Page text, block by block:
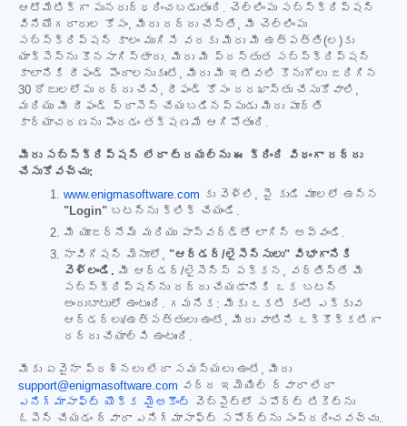
ఆటోమేటిక్‌గా పునరుద్ధరించబడుతుంది. చెల్లింపు సబ్‌స్క్రిప్షన్
వినియోగదారుల కోసం, మీరు రద్దు చేస్తే, మీ చెల్లింపు
సబ్‌స్క్రిప్షన్ కాలం ముగిసే వరకు మీరు మీ ఉత్పత్తి(ల)కు
యాక్సెస్‌ను కొనసాగిస్తారు. మీరు మీ ప్రస్తుత సబ్‌స్క్రిప్షన్
కాలానికి రీఫండ్ పొందాలనుకుంటే, మీరు మీ ఇటీవలి కొనుగోలు జరిగిన
30 రోజులలోపు రద్దు చేసి, రీఫండ్ కోసం దరఖాస్తు చేసుకోవాలి,
మరియు మీ రీఫండ్ ప్రాసెస్ చేయబడినప్పుడు మీరు పూర్తి
కార్యాచరణను పొందడం తక్షణమే ఆగిపోతుంది.
మీరు సబ్‌స్క్రిప్షన్ లేదా ట్రయల్‌ను ఈ క్రింది విధంగా రద్దు
చేసుకోవచ్చు:
www.enigmasoftware.com కు వెళ్లి, పై కుడి మూలలో ఉన్న
"Login" బటన్‌ను క్లిక్ చేయండి.
మీ యూజర్‌నేమ్ మరియు పాస్‌వర్డ్‌తో లాగిన్ అవ్వండి.
నావిగేషన్ మెనూలో, "ఆర్డర్/లైసెన్సులు" విభాగానికి
వెళ్లండి. మీ ఆర్డర్/లైసెన్స్ పక్కన, వర్తిస్తే మీ
సబ్‌స్క్రిప్షన్‌ను రద్దు చేయడానికి ఒక బటన్
అందుబాటులో ఉంటుంది. గమనిక: మీకు ఒకటి కంటే ఎక్కువ
ఆర్డర్‌లు/ఉత్పత్తులు ఉంటే, మీరు వాటిని ఒక్కొక్కటిగా
రద్దు చేయాల్సి ఉంటుంది.
మీకు ఏవైనా ప్రశ్నలు లేదా సమస్యలు ఉంటే, మీరు
support@enigmasoftware.com వద్ద ఇమెయిల్ ద్వారా లేదా
ఎనిగ్మాసాఫ్ట్ యొక్క మైఅకౌంట్
వెబ్‌సైట్‌లో సపోర్ట్ టికెట్‌ను
ఓపెన్ చేయడం ద్వారా ఎనిగ్మాసాఫ్ట్ సపోర్ట్‌ను సంప్రదించవచ్చు.